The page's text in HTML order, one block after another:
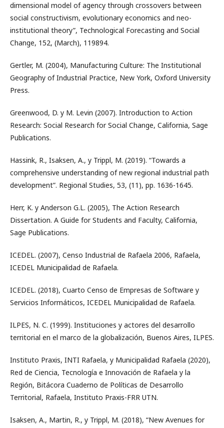
dimensional model of agency through crossovers between
social constructivism, evolutionary economics and neo-
institutional theory”, Technological Forecasting and Social
Change, 152, (March), 119894.
Gertler, M. (2004), Manufacturing Culture: The Institutional
Geography of Industrial Practice, New York, Oxford University
Press.
Greenwood, D. y M. Levin (2007). Introduction to Action
Research: Social Research for Social Change, California, Sage
Publications.
Hassink, R., Isaksen, A., y Trippl, M. (2019). “Towards a
comprehensive understanding of new regional industrial path
development”. Regional Studies, 53, (11), pp. 1636-1645.
Herr, K. y Anderson G.L. (2005), The Action Research
Dissertation. A Guide for Students and Faculty, California,
Sage Publications.
ICEDEL. (2007), Censo Industrial de Rafaela 2006, Rafaela,
ICEDEL Municipalidad de Rafaela.
ICEDEL. (2018), Cuarto Censo de Empresas de Software y
Servicios Informáticos, ICEDEL Municipalidad de Rafaela.
ILPES, N. C. (1999). Instituciones y actores del desarrollo
territorial en el marco de la globalización, Buenos Aires, ILPES.
Instituto Praxis, INTI Rafaela, y Municipalidad Rafaela (2020),
Red de Ciencia, Tecnología e Innovación de Rafaela y la
Región, Bitácora Cuaderno de Políticas de Desarrollo
Territorial, Rafaela, Instituto Praxis-FRR UTN.
Isaksen, A., Martin, R., y Trippl, M. (2018), “New Avenues for